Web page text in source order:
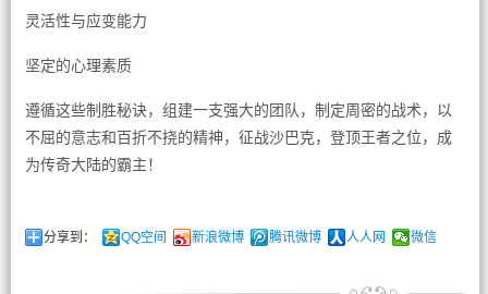
灵活性与应变能力
坚定的心理素质
遵循这些制胜秘诀，组建一支强大的团队，制定周密的战术，以
不屈的意志和百折不挠的精神，征战沙巴克，登顶王者之位，成
为传奇大陆的霸主！
分享到： QQ空间 新浪微博 腾讯微博 人人网 微信